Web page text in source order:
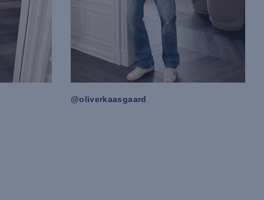
@oliverkaasgaard